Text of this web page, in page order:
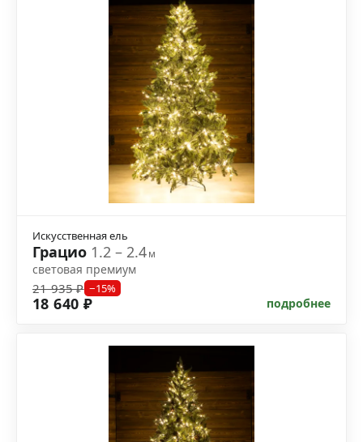
Искусственная ель
Грацио 1.2 – 2.4м
световая премиум
21 935 ₽ −15%
18 640 ₽ подробнее